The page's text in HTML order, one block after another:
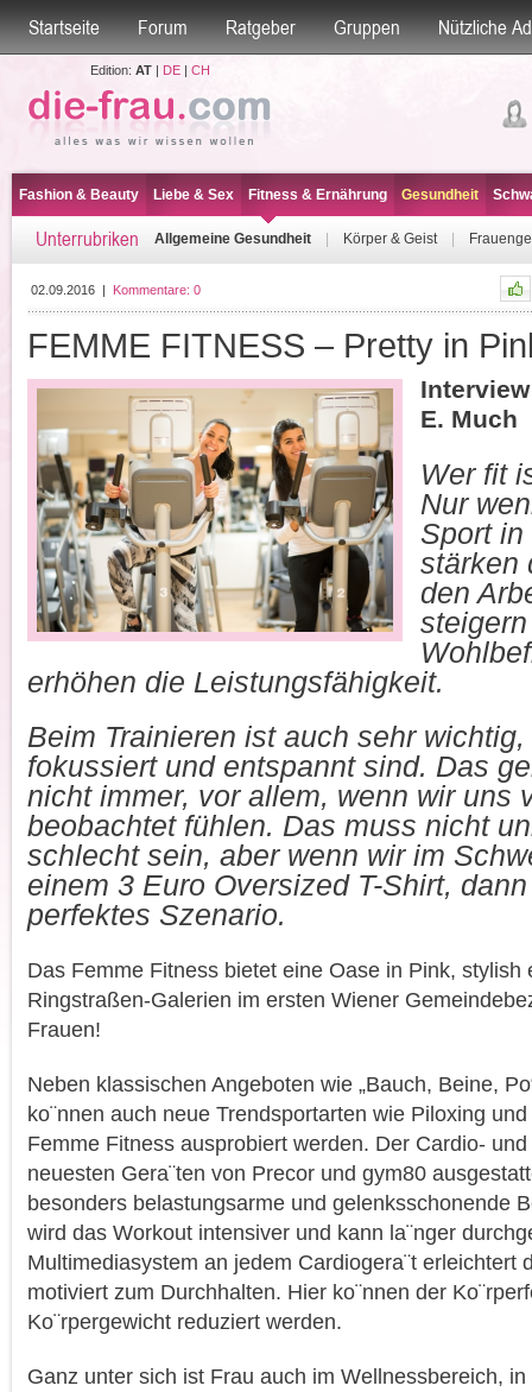
Startseite Forum Ratgeber Gruppen Nützliche
Edition: AT| DE| CH
Fashion & Beauty Liebe & Sex Fitness & Ernährung Gesundheit
Unterrubriken Allgemeine Gesundheit Körper & Geist|
02.09.2016| Kommentare: 0
FEMME FITNESS – Pretty in
E. Much
Wer fit
Nur
Sport in
stärken
den
erhöhen die Leistungsfähigkeit.
Beim Trainieren ist auch sehr
fokussiert und entspannt sind. Das
nicht immer, vor allem, wenn wir uns
beobachtet fühlen. Das muss nicht
schlecht sein, aber wenn wir im
einem 3 Euro Oversized T-Shirt,
perfektes Szenario.
Das Femme Fitness bietet eine Oase in Pink, stylish
Ringstraßen-Galerien im ersten Wiener
Frauen!
Neben klassischen Angeboten wie „Bauch, Beine,
ko¨nnen auch neue Trendsportarten wie Piloxing
Femme Fitness ausprobiert werden. Der Cardio-
neuesten Gera¨ten von Precor und gym80
besonders belastungsarme und gelenksschonende
wird das Workout intensiver und kann la¨nger
Multimediasystem an jedem Cardiogera¨t erleichtert
motiviert zum Durchhalten. Hier ko¨nnen der
Ko¨rpergewicht reduziert werden.
Ganz unter sich ist Frau auch im Wellnessbereich,